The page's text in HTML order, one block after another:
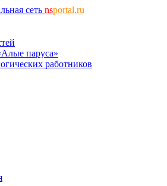
сеть nsportal.ru
паруса»
работников